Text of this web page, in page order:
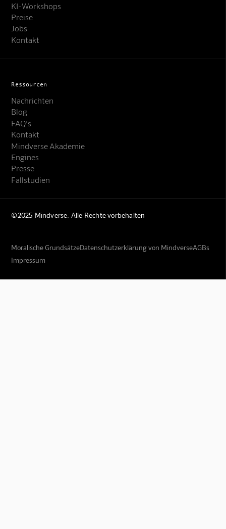
KI-Workshops
Preise
Jobs
Kontakt
Ressourcen
Nachrichten
Blog
FAQ's
Kontakt
Mindverse Akademie
Engines
Presse
Fallstudien
©2025 Mindverse. Alle Rechte vorbehalten
Moralische GrundsätzeDatenschutzerklärung von MindverseAGBs
Impressum